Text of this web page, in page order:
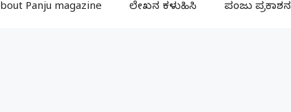
Panju magazine ಲೇಖನ ಕಳುಹಿಸಿ ಪಂಜು ಪ್ರಕಾಶನ